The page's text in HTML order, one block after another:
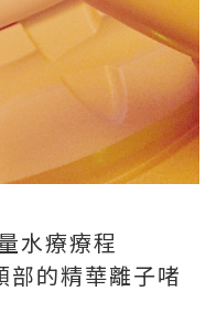
水療療程
部的精華離子啫